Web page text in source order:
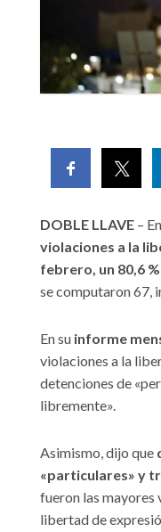
DOBLE LLAVE –
violaciones a la
febrero, un 80,6
se computaron 67,
En su informe
violaciones a la
detenciones de
libremente».
Asimismo, dijo que
«particulares» y
fueron las mayores
libertad de